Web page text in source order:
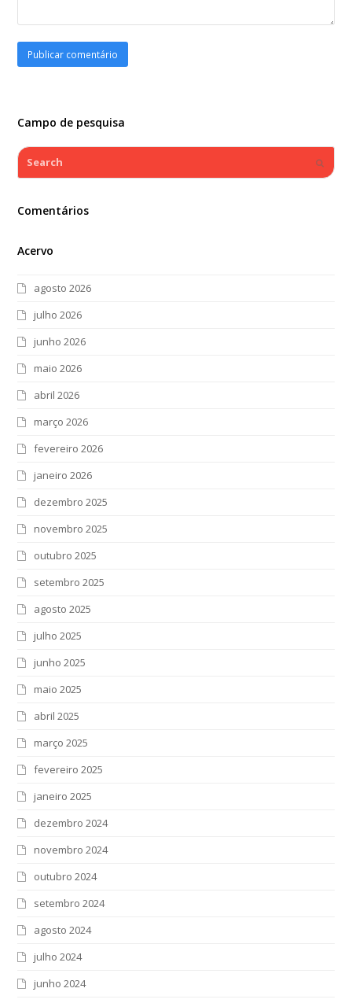
Campo de pesquisa
Search
Comentários
Acervo
agosto 2026
julho 2026
junho 2026
maio 2026
abril 2026
março 2026
fevereiro 2026
janeiro 2026
dezembro 2025
novembro 2025
outubro 2025
setembro 2025
agosto 2025
julho 2025
junho 2025
maio 2025
abril 2025
março 2025
fevereiro 2025
janeiro 2025
dezembro 2024
novembro 2024
outubro 2024
setembro 2024
agosto 2024
julho 2024
junho 2024